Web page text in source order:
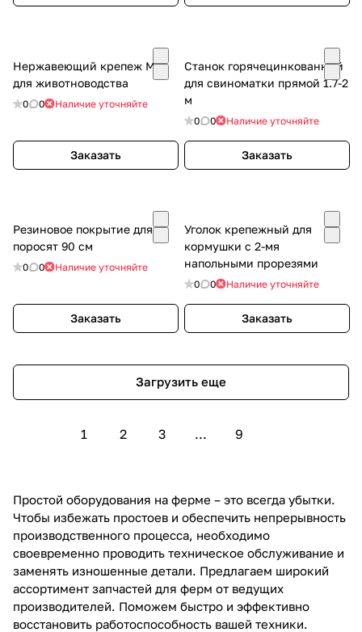
Нержавеющий крепеж М8
для животноводства
0 0 Наличие уточняйте
Заказать
Станок горячецинкованный
для свиноматки прямой 1.7-2
м
0 0 Наличие уточняйте
Заказать
Резиновое покрытие для
поросят 90 см
0 0 Наличие уточняйте
Заказать
Уголок крепежный для
кормушки с 2-мя
напольными прорезями
0 0 Наличие уточняйте
Заказать
Загрузить еще
1 2 3 ... 9
Простой оборудования на ферме – это всегда убытки.
Чтобы избежать простоев и обеспечить непрерывность
производственного процесса, необходимо
своевременно проводить техническое обслуживание и
заменять изношенные детали. Предлагаем широкий
ассортимент запчастей для ферм от ведущих
производителей. Поможем быстро и эффективно
восстановить работоспособность вашей техники.